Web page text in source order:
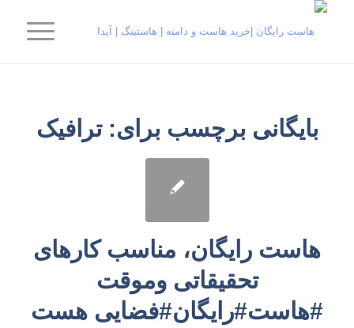
بایگانی برچسب برای:ترافیک
هاست رایگان، مناسب کارهای
تحقیقاتی وموقت
#هاست#رایگان#فضایی هست